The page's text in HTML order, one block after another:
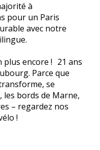
à
pour un Paris
avec notre
plus encore ! 21 ans
Parce que
se
les bords de Marne,
– regardez nos
!